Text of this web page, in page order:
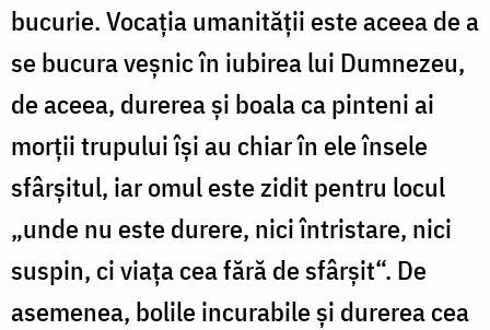
bucurie. Vocaţia umanităţii este aceea de a
se bucura veşnic în iubirea lui Dumnezeu,
de aceea, durerea şi boala ca pinteni ai
morţii trupului îşi au chiar în ele însele
sfârşitul, iar omul este zidit pentru locul
„unde nu este durere, nici întristare, nici
suspin, ci viaţa cea fără de sfârşit“. De
asemenea, bolile incurabile şi durerea cea